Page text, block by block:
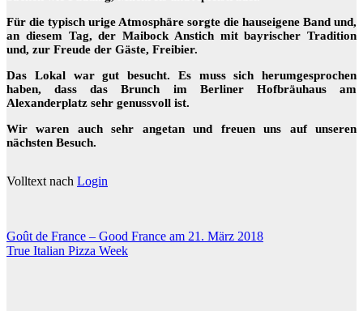
Für die typisch urige Atmosphäre sorgte die hauseigene Band und,
an diesem Tag, der Maibock Anstich mit bayrischer Tradition
und, zur Freude der Gäste, Freibier.
Das Lokal war gut besucht. Es muss sich herumgesprochen
haben, dass das Brunch im Berliner Hofbräuhaus am
Alexanderplatz sehr genussvoll ist.
Wir waren auch sehr angetan und freuen uns auf unseren
nächsten Besuch.
Volltext nach Login
Beitragsnavigation
Goût de France – Good France am 21. März 2018
True Italian Pizza Week